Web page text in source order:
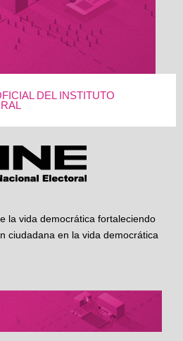
DEL INSTITUTO
la vida democrática fortaleciendo
ciudadana en la vida democrática